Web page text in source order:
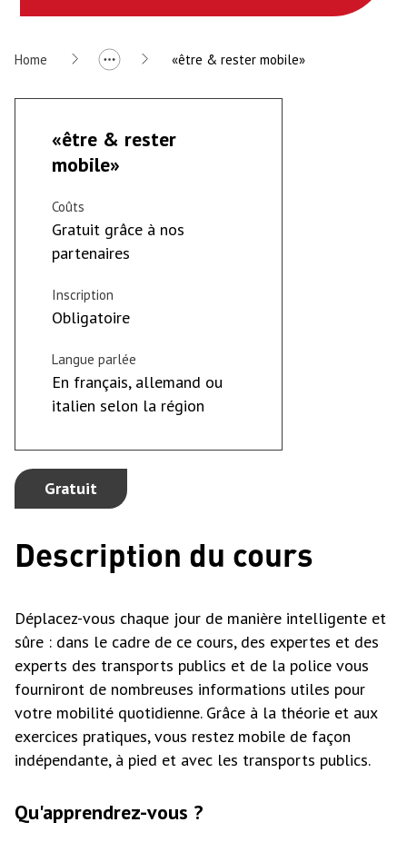
Home «être & rester mobile»
Gratuit
«être & rester
mobile»
Coûts
Gratuit grâce à nos
partenaires
Inscription
Obligatoire
Langue parlée
En français, allemand ou
italien selon la région
Description du cours
Déplacez-vous chaque jour de manière intelligente et
sûre : dans le cadre de ce cours, des expertes et des
experts des transports publics et de la police vous
fourniront de nombreuses informations utiles pour
votre mobilité quotidienne. Grâce à la théorie et aux
exercices pratiques, vous restez mobile de façon
indépendante, à pied et avec les transports publics.
Qu'apprendrez-vous ?